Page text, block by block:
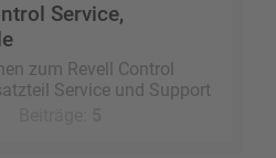
Service,
zum Revell Control
Service und Support